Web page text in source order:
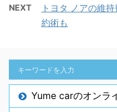
NEXT
トヨタ ノアの維
約術も
Yume carのオンラ